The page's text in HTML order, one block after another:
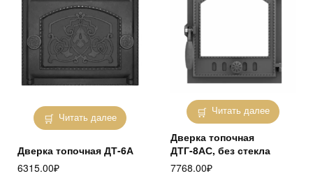
Читать далее
Дверка топочная ДТ-6А
6315.00₽
Читать далее
Дверка топочная
ДТГ-8АС, без стекла
7768.00₽